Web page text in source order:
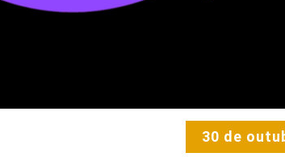
30 de